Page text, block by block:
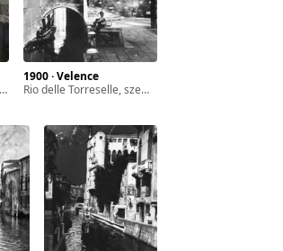
1900 · Velence
Rio delle Torreselle, szemben a Ponte San Cristoforo.